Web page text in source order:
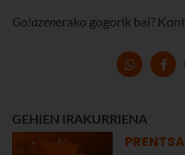
Go!azenerako gogorik bai?
GEHIEN IRAKURRIENA